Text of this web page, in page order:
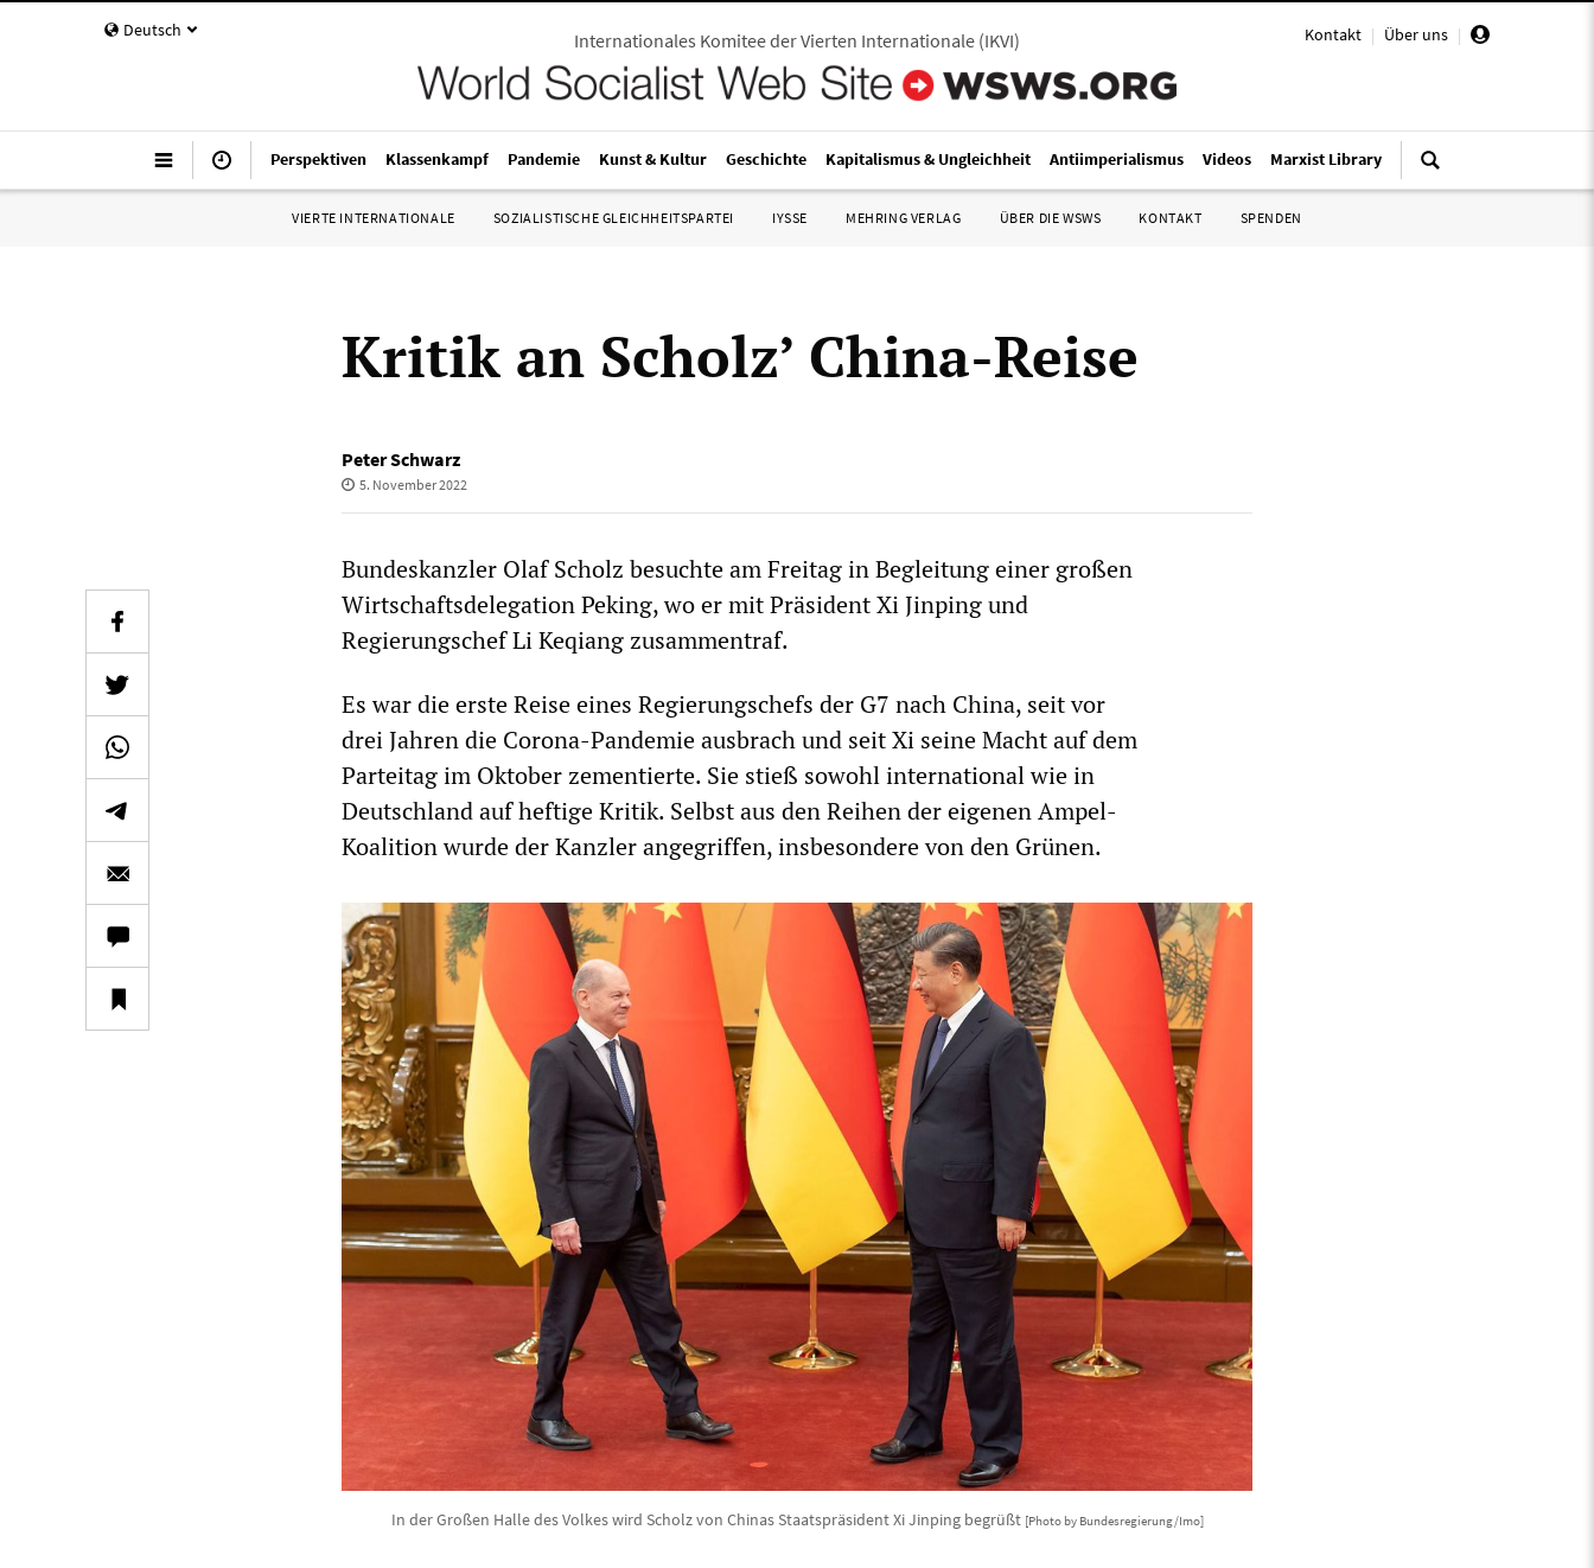
Deutsch Kontakt | Über uns |
Internationales Komitee der Vierten Internationale (IKVI)
Perspektiven Klassenkampf Pandemie Kunst & Kultur Geschichte Kapitalismus & Ungleichheit Antiimperialismus Videos Marxist Library
VIERTE INTERNATIONALE SOZIALISTISCHE GLEICHHEITSPARTEI IYSSE MEHRING VERLAG ÜBER DIE WSWS KONTAKT SPENDEN
Kritik an Scholz’ China-Reise
Peter Schwarz
5. November 2022
Bundeskanzler Olaf Scholz besuchte am Freitag in Begleitung einer großen
Wirtschaftsdelegation Peking, wo er mit Präsident Xi Jinping und
Regierungschef Li Keqiang zusammentraf.
Es war die erste Reise eines Regierungschefs der G7 nach China, seit vor
drei Jahren die Corona-Pandemie ausbrach und seit Xi seine Macht auf dem
Parteitag im Oktober zementierte. Sie stieß sowohl international wie in
Deutschland auf heftige Kritik. Selbst aus den Reihen der eigenen Ampel-
Koalition wurde der Kanzler angegriffen, insbesondere von den Grünen.
In der Großen Halle des Volkes wird Scholz von Chinas Staatspräsident Xi Jinping begrüßt [Photo by Bundesregierung/Imo]